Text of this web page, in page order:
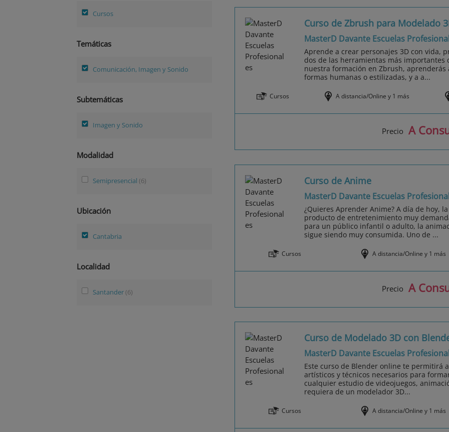
Cursos
Temáticas
Comunicación, Imagen y Sonido
Subtemáticas
Imagen y Sonido
Modalidad
Semipresencial (6)
Ubicación
Cantabria
Localidad
Santander (6)
Curso de Zbrush para Modelado
MasterD Davante Escuelas
Aprende a crear personajes 3D con vida,
dos de las herramientas más importantes
nuestra formación en Zbrush,
formas humanas o estilizadas, y a a...
Cursos A distancia/Online y 1 más
Precio A
Curso de Anime
MasterD Davante Escuelas
¿Quieres Aprender Anime? A día de hoy,
producto de entretenimiento muy
para un público infantil o adulto, la
sigue siendo muy consumida. Uno de ...
Cursos A distancia/Online y 1 más
Precio A
Curso de Modelado 3D con
MasterD Davante Escuelas
Este curso de Blender online te permitirá
artísticos y técnicos necesarios para
cualquier estudio de videojuegos,
requiera de un modelador 3D...
Cursos A distancia/Online y 1 más